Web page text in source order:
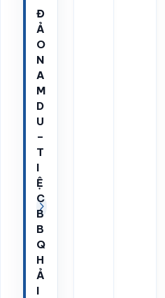
Đ
Ả
O
N
A
M
D
U
–
T
I
Ệ
C
B
B
Q
H
Ả
I